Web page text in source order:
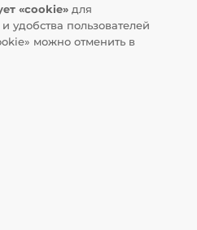
«cookie» для
удобства пользователей
можно отменить в